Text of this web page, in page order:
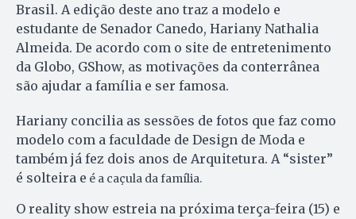
Brasil. A edição deste ano traz a modelo e
estudante de Senador Canedo, Hariany Nathalia
Almeida. De acordo com o site de entretenimento
da Globo, GShow, as motivações da conterrânea
são ajudar a família e ser famosa.
Hariany concilia as sessões de fotos que faz como
modelo com a faculdade de Design de Moda e
também já fez dois anos de Arquitetura. A “sister”
é solteira e é a caçula da família.
O reality show estreia na próxima terça-feira (15) e